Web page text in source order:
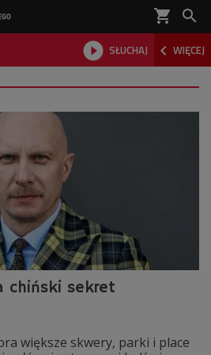
shopping_cart 
 SŁUCHAJ  WIĘCEJ

chiński sekret
większe skwery, parki i place